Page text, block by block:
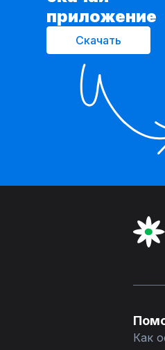
приложение
Скачать
Как